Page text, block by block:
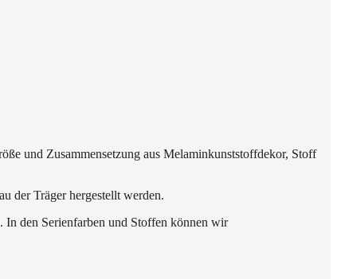
und Zusammensetzung aus Melaminkunststoffdekor, Stoff
der Träger hergestellt werden.
den Serienfarben und Stoffen können wir